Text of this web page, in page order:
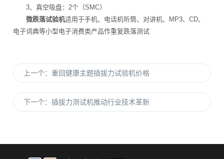
3、真空吸盘：2个（SMC）
微跌落试验机适用于手机、电话机听筒、对讲机、MP3、CD、
电子词典等小型电子消费类产品作重复跌落测试
上一个：重回健康主题插拔力试验机价格
下一个：插拔力测试机推动行业技术革新